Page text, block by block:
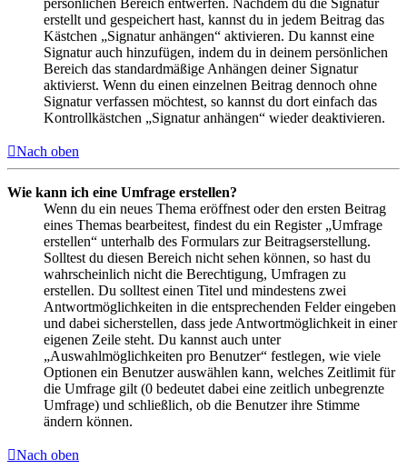
persönlichen Bereich entwerfen. Nachdem du die Signatur
erstellt und gespeichert hast, kannst du in jedem Beitrag das
Kästchen „Signatur anhängen“ aktivieren. Du kannst eine
Signatur auch hinzufügen, indem du in deinem persönlichen
Bereich das standardmäßige Anhängen deiner Signatur
aktivierst. Wenn du einen einzelnen Beitrag dennoch ohne
Signatur verfassen möchtest, so kannst du dort einfach das
Kontrollkästchen „Signatur anhängen“ wieder deaktivieren.
Nach oben
Wie kann ich eine Umfrage erstellen?
Wenn du ein neues Thema eröffnest oder den ersten Beitrag
eines Themas bearbeitest, findest du ein Register „Umfrage
erstellen“ unterhalb des Formulars zur Beitragserstellung.
Solltest du diesen Bereich nicht sehen können, so hast du
wahrscheinlich nicht die Berechtigung, Umfragen zu
erstellen. Du solltest einen Titel und mindestens zwei
Antwortmöglichkeiten in die entsprechenden Felder eingeben
und dabei sicherstellen, dass jede Antwortmöglichkeit in einer
eigenen Zeile steht. Du kannst auch unter
„Auswahlmöglichkeiten pro Benutzer“ festlegen, wie viele
Optionen ein Benutzer auswählen kann, welches Zeitlimit für
die Umfrage gilt (0 bedeutet dabei eine zeitlich unbegrenzte
Umfrage) und schließlich, ob die Benutzer ihre Stimme
ändern können.
Nach oben